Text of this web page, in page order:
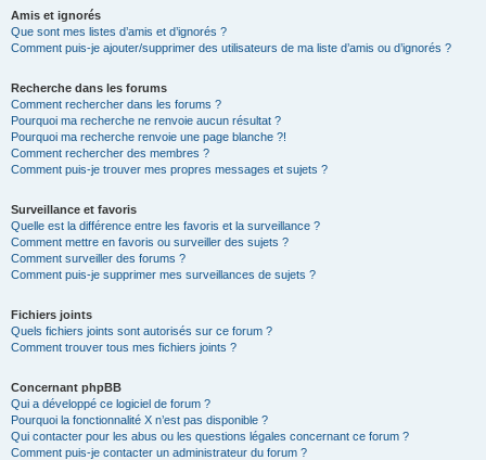
Amis et ignorés
Que sont mes listes d’amis et d’ignorés ?
Comment puis-je ajouter/supprimer des utilisateurs de ma liste d’amis ou d’ignorés ?
Recherche dans les forums
Comment rechercher dans les forums ?
Pourquoi ma recherche ne renvoie aucun résultat ?
Pourquoi ma recherche renvoie une page blanche ?!
Comment rechercher des membres ?
Comment puis-je trouver mes propres messages et sujets ?
Surveillance et favoris
Quelle est la différence entre les favoris et la surveillance ?
Comment mettre en favoris ou surveiller des sujets ?
Comment surveiller des forums ?
Comment puis-je supprimer mes surveillances de sujets ?
Fichiers joints
Quels fichiers joints sont autorisés sur ce forum ?
Comment trouver tous mes fichiers joints ?
Concernant phpBB
Qui a développé ce logiciel de forum ?
Pourquoi la fonctionnalité X n’est pas disponible ?
Qui contacter pour les abus ou les questions légales concernant ce forum ?
Comment puis-je contacter un administrateur du forum ?